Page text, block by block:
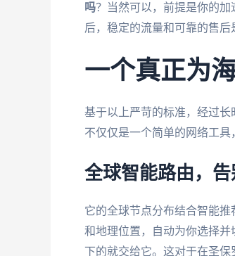
吗？当然可以，前提是你的加
后，稳定的流量和可靠的售后
一个真正为
基于以上严苛的标准，经过
不仅仅是一个简单的网络工具
全球智能路由，
它的全球节点分布结合智能
和地理位置，自动为你选择
下的就交给它。这对于在圣保